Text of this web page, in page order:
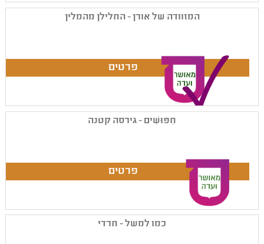
המזוודה של אורן - החלילן מהמלין
חִפּוּשִׁים - גירסה קטנה
כמו למשל - חרדי